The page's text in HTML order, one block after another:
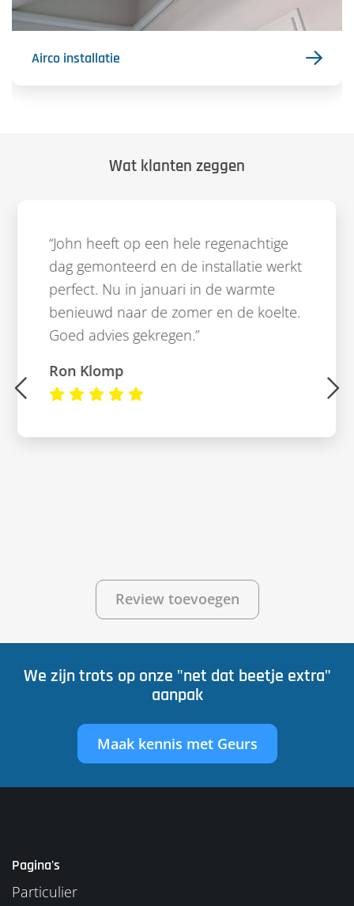
Airco installatie
Wat klanten zeggen
Swipe Links
“John heeft op een hele regenachtige
dag gemonteerd en de installatie werkt
perfect. Nu in januari in de warmte
benieuwd naar de zomer en de koelte.
Goed advies gekregen.”
Ron Klomp
Review toevoegen
We zijn trots op onze "net dat beetje extra"
aanpak
Maak kennis met Geurs
Pagina's
Particulier